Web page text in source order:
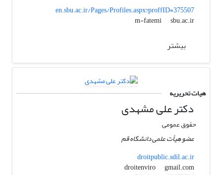
en.sbu.ac.ir/Pages/Profiles.aspx?proffID=375507
m-fatemi
sbu.ac.ir
بیشتر
هیات تحریریه
دکتر علی مشهدی
حقوق عمومی
عضو هیأت علمی دانشگاه قم
droitpublic.sdil.ac.ir
droitenviro
gmail.com